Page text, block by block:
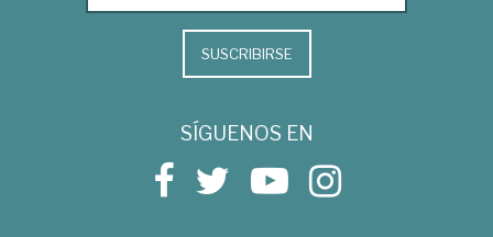
SUSCRIBIRSE
SÍGUENOS EN